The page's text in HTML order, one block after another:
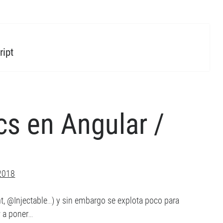
en Angular /
@Injectable…) y sin embargo se explota poco para
poner…